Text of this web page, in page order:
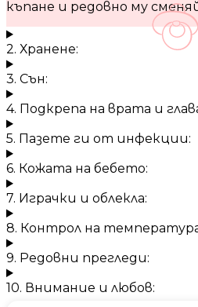
къпане и редовно му
2. Хранене:
3. Сън:
4. Подкрепа на врата и
5. Пазете ги от инфекции:
6. Кожата на бебето:
7. Играчки и облекла:
8. Контрол на
9. Редовни прегледи:
10. Внимание и любов: